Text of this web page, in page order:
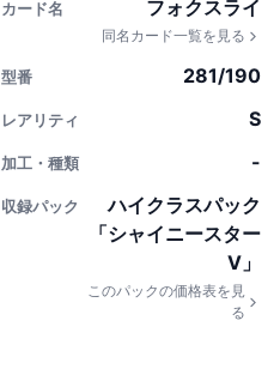
カード名 フォクスライ
同名カード一覧を見る
型番 281/190
レアリティ S
加工・種類 -
収録パック
ハイクラスパック
「シャイニースター
V」
このパックの価格表を見
る